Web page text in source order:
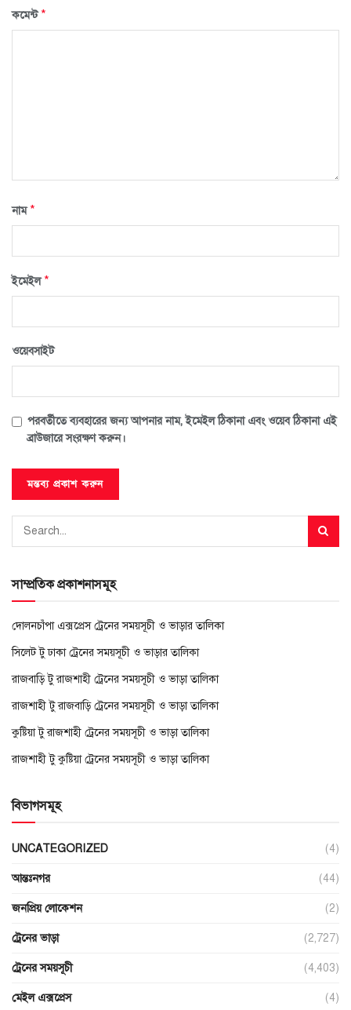
কমেন্ট*
নাম*
ইমেইল*
ওয়েবসাইট
পরবর্তীতে ব্যবহারের জন্য আপনার নাম, ইমেইল ঠিকানা এবং ওয়েব ঠিকানা এই
ব্রাউজারে সংরক্ষণ করুন।
সাম্প্রতিক প্রকাশনাসমূহ
দোলনচাঁপা এক্সপ্রেস ট্রেনের সময়সূচী ও ভাড়ার তালিকা
সিলেট টু ঢাকা ট্রেনের সময়সূচী ও ভাড়ার তালিকা
রাজবাড়ি টু রাজশাহী ট্রেনের সময়সূচী ও ভাড়া তালিকা
রাজশাহী টু রাজবাড়ি ট্রেনের সময়সূচী ও ভাড়া তালিকা
কুষ্টিয়া টু রাজশাহী ট্রেনের সময়সূচী ও ভাড়া তালিকা
রাজশাহী টু কুষ্টিয়া ট্রেনের সময়সূচী ও ভাড়া তালিকা
বিভাগসমূহ
UNCATEGORIZED (4)
আন্তঃনগর (44)
জনপ্রিয় লোকেশন (2)
ট্রেনের ভাড়া (2,727)
ট্রেনের সময়সূচী (4,403)
মেইল এক্সপ্রেস (4)